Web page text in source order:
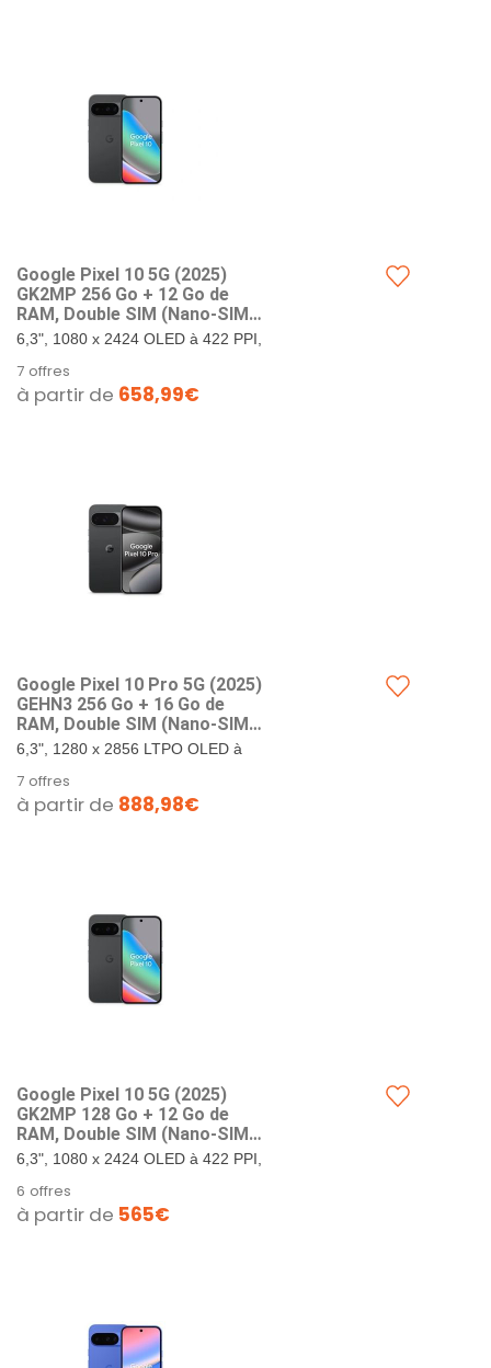
Google Pixel ​10 5G (202​5)
GK2MP 256 Go + 12 Go de
RAM, Double SIM (Nano-SIM,
eSIM), Android 1​6 débloqué
en Usine Smartpho ne
(Obsidienne)
6,3", 1080 x 2424 OLED à 422 PPI,
2. 256 Go de stockage + 12 Go de
RAM. Google...
7 offres
à partir de 658,99€
Google Pixel 10 Pro 5G (202​5)
GEHN3 256 Go + 16 Go de
RAM, Double SIM (Nano-SIM,
eSIM), Android 1​6
Smartphone débloqué en
Usine (Obsidienne)
6,3", 1280 x 2856 LTPO OLED à
Glass Victus 2. 256 Go de
stockage + 16 Go de RAM.
7 offres
à partir de 888,98€
Google Pixel ​10 5G (202​5)
GK2MP 128 Go + 12 Go de
RAM, Double SIM (Nano-SIM,
eSIM), Android 1​6 débloqué
en Usine Smartpho ne
(Obsidienne)
6,3", 1080 x 2424 OLED à 422 PPI,
2. 128 Go de stockage + 12 Go de
RAM. Google...
6 offres
à partir de 565€